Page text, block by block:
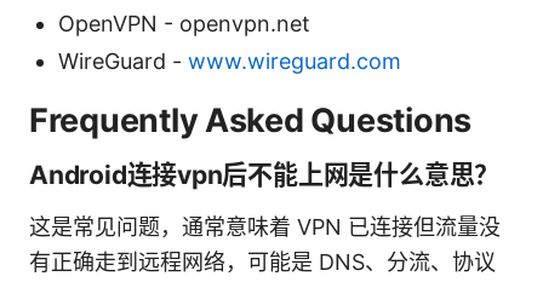
OpenVPN - openvpn.net
WireGuard - www.wireguard.com
Frequently Asked Questions
Android连接vpn后不能上网是什么意思？
这是常见问题，通常意味着 VPN 已连接但流量没
有正确走到远程网络，可能是 DNS、分流、协议